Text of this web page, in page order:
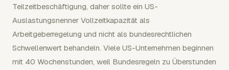
Teilzeitbeschäftigung, daher sollte ein US-
Auslastungsnenner Vollzeitkapazität als
Arbeitgeberregelung und nicht als bundesrechtlichen
Schwellenwert behandeln. Viele US-Unternehmen beginnen
mit 40 Wochenstunden, weil Bundesregeln zu Überstunden